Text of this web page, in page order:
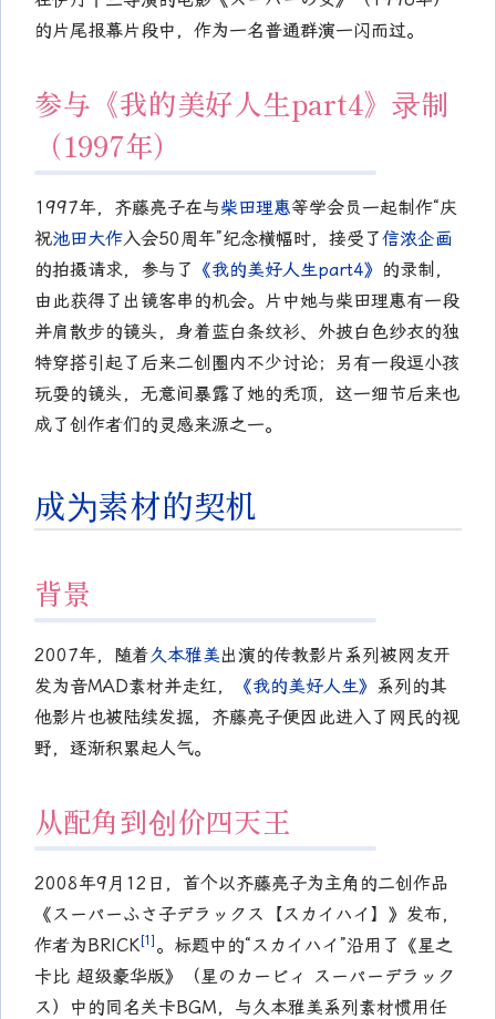
的片尾报幕片段中，作为一名普通群演一闪而过。
参与《我的美好人生part4》录制
（1997年）
1997年，齐藤亮子在与柴田理惠等学会员一起制作“庆
祝池田大作入会50周年”纪念横幅时，接受了信浓企画
的拍摄请求，参与了 《我的美好人生part4》 的录制，
由此获得了出镜客串的机会。片中她与柴田理惠有一段
并肩散步的镜头，身着蓝白条纹衫、外披白色纱衣的独
特穿搭引起了后来二创圈内不少讨论；另有一段逗小孩
玩耍的镜头，无意间暴露了她的秃顶，这一细节后来也
成了创作者们的灵感来源之一。
成为素材的契机
背景
2007年，随着久本雅美出演的传教影片系列被网友开
发为音MAD素材并走红，
《我的美好人生》 系列的其
他影片也被陆续发掘，齐藤亮子便因此进入了网民的视
野，逐渐积累起人气。
从配角到创价四天王
2008年9月12日，首个以齐藤亮子为主角的二创作品
《スーパーふさ子デラックス【スカイハイ】》发布，
作者为BRICK[1] 。标题中的“スカイハイ”沿用了《星之
卡比 超级豪华版》（星のカービィ スーパーデラック
ス）中的同名关卡BGM，与久本雅美系列素材惯用任